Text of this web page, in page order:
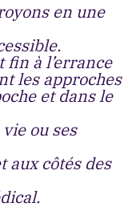
en une
fin à l’errance
les approches
et dans le
ou ses
aux côtés des